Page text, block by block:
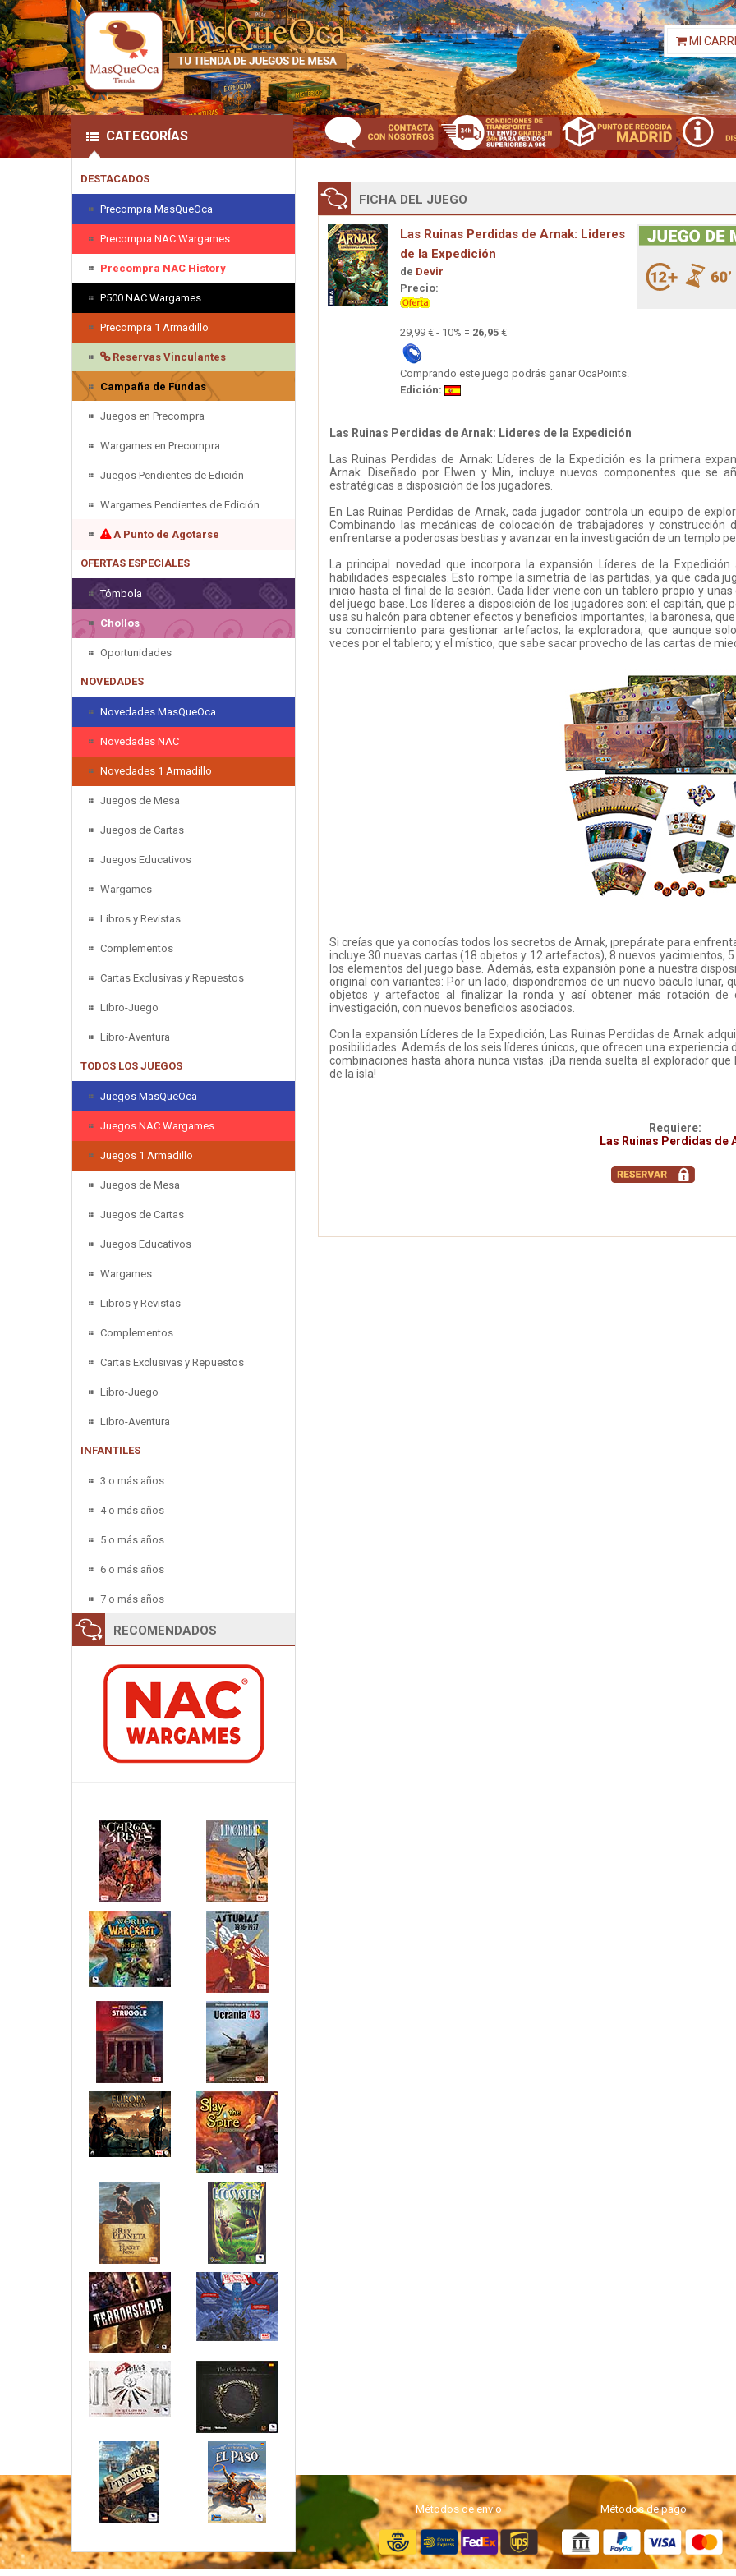
MI
CATEGORÍAS
DESTACADOS
Precompra MasQueOca
Precompra NAC Wargames
Precompra NAC History
P500 NAC Wargames
Precompra 1 Armadillo
Reservas Vinculantes
Campaña de Fundas
Juegos en Precompra
Wargames en Precompra
Juegos Pendientes de Edición
Wargames Pendientes de Edición
A Punto de Agotarse
OFERTAS ESPECIALES
Tómbola
Chollos
Oportunidades
NOVEDADES
Novedades MasQueOca
Novedades NAC
Novedades 1 Armadillo
Juegos de Mesa
Juegos de Cartas
Juegos Educativos
Wargames
Libros y Revistas
Complementos
Cartas Exclusivas y Repuestos
Libro-Juego
Libro-Aventura
TODOS LOS JUEGOS
Juegos MasQueOca
Juegos NAC Wargames
Juegos 1 Armadillo
Juegos de Mesa
Juegos de Cartas
Juegos Educativos
Wargames
Libros y Revistas
Complementos
Cartas Exclusivas y Repuestos
Libro-Juego
Libro-Aventura
INFANTILES
3 o más años
4 o más años
5 o más años
6 o más años
7 o más años
RECOMENDADOS
FICHA DEL JUEGO
Las Ruinas Perdidas de Arnak: Lideres
de la Expedición
de Devir
Precio:
29,99 € - 10% = 26,95 €
Comprando este juego podrás ganar OcaPoints.
Edición:
Las Ruinas Perdidas de Arnak: Lideres de la Expedición
Las Ruinas Perdidas de Arnak: Líderes de la Expedición es la primera
Arnak. Diseñado por Elwen y Min, incluye nuevos componentes que se
estratégicas a disposición de los jugadores.
En Las Ruinas Perdidas de Arnak, cada jugador controla un equipo de
Combinando las mecánicas de colocación de trabajadores y construcción
enfrentarse a poderosas bestias y avanzar en la investigación de un templo
La principal novedad que incorpora la expansión Líderes de la
habilidades especiales. Esto rompe la simetría de las partidas, ya que cada
inicio hasta el final de la sesión. Cada líder viene con un tablero propio y
del juego base. Los líderes a disposición de los jugadores son: el capitán,
usa su halcón para obtener efectos y beneficios importantes; la baronesa,
su conocimiento para gestionar artefactos; la exploradora, que aunque
veces por el tablero; y el místico, que sabe sacar provecho de las cartas de
Si creías que ya conocías todos los secretos de Arnak, ¡prepárate para
incluye 30 nuevas cartas (18 objetos y 12 artefactos), 8 nuevos yacimientos,
los elementos del juego base. Además, esta expansión pone a nuestra
original con variantes: Por un lado, dispondremos de un nuevo báculo lunar,
objetos y artefactos al finalizar la ronda y así obtener más rotación
investigación, con nuevos beneficios asociados.
Con la expansión Líderes de la Expedición, Las Ruinas Perdidas de Arnak
posibilidades. Además de los seis líderes únicos, que ofrecen una
combinaciones hasta ahora nunca vistas. ¡Da rienda suelta al explorador
de la isla!
Requiere:
Las Ruinas Perdidas de
Métodos de envío Métodos de pago